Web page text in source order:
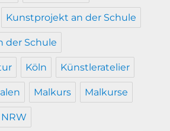
Kunstprojekt an der Schule
der Schule
Köln Künstleratelier
Malkurs Malkurse
NRW